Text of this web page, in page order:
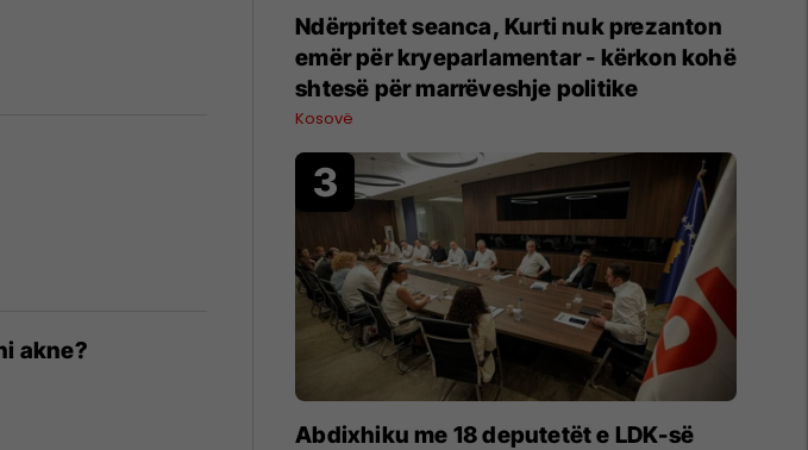
akne?
Ndërpritet seanca, Kurti nuk prezanton
emër për kryeparlamentar - kërkon kohë
shtesë për marrëveshje politike
Kosovë
Abdixhiku me 18 deputetët e LDK-së